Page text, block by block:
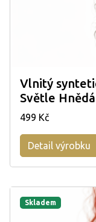
Vlnitý
Světle
499 Kč
Detail výrobku
Skladem